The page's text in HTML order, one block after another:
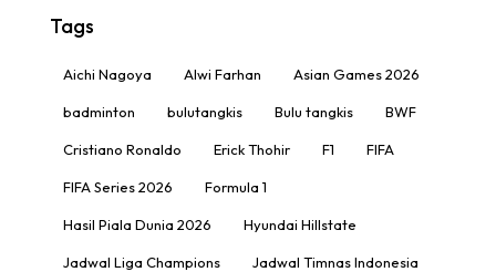
Tags
Aichi Nagoya Alwi Farhan Asian Games 2026
badminton bulutangkis Bulu tangkis BWF
Cristiano Ronaldo Erick Thohir F1 FIFA
FIFA Series 2026 Formula 1
Hasil Piala Dunia 2026 Hyundai Hillstate
Jadwal Liga Champions Jadwal Timnas Indonesia